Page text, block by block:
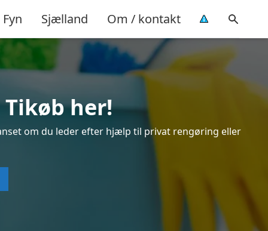
Fyn Sjælland Om / kontakt
her!
om du leder efter hjælp til privat rengøring eller